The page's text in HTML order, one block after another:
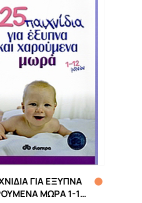
ΓΙΑ ΕΞΥΠΝΑ
ΜΩΡΑ 1-12